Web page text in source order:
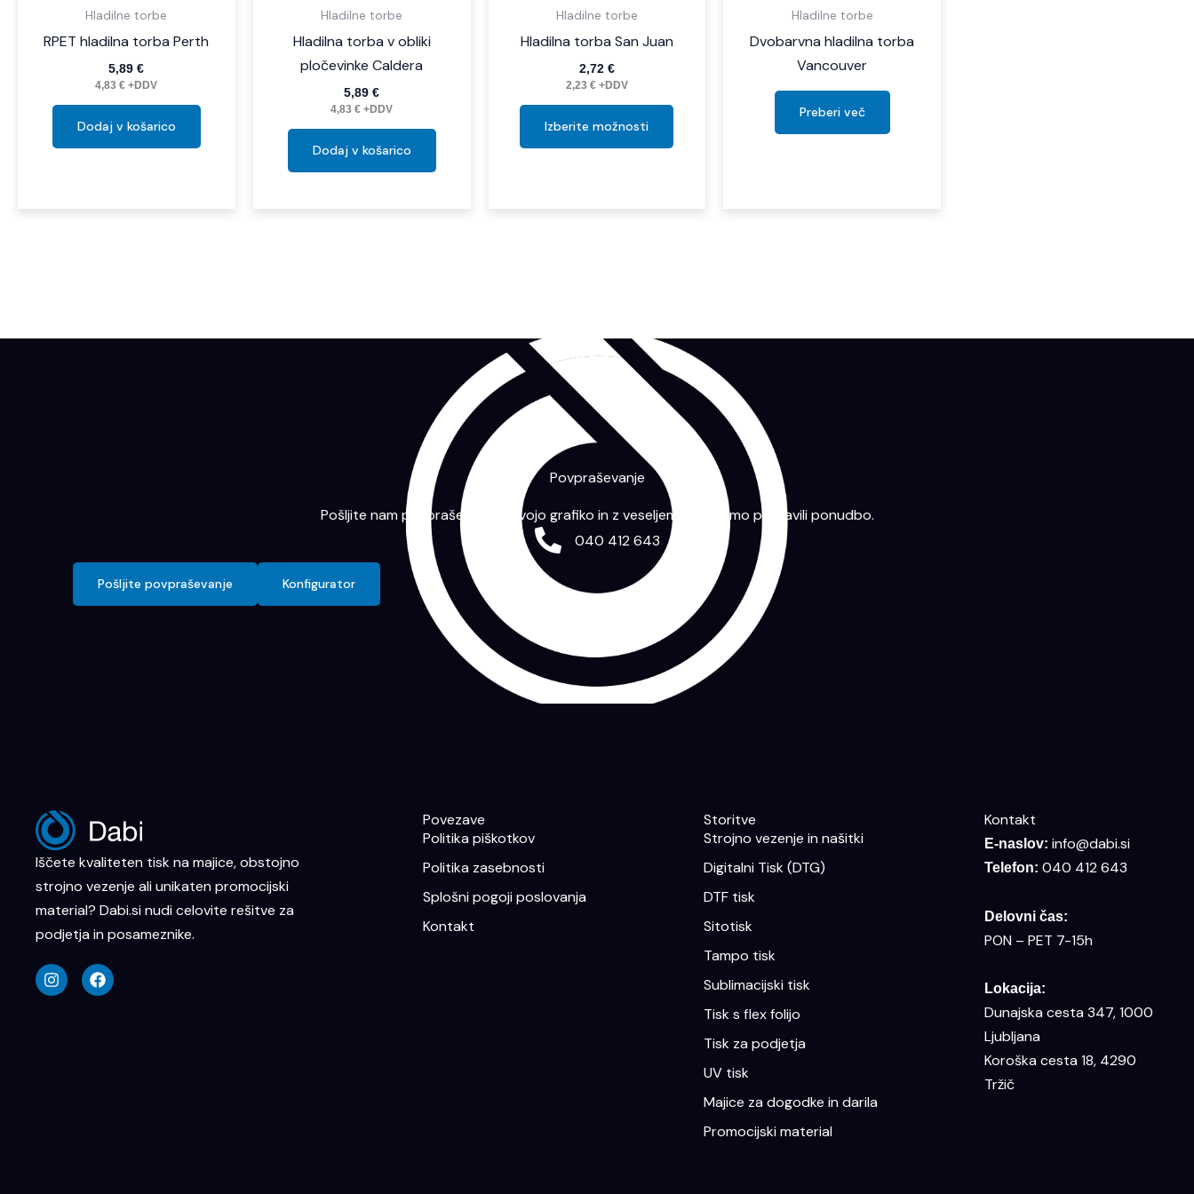
Hladilne torbe
RPET hladilna torba Perth
5,89€
4,83€ +DDV
Dodaj v košarico
Hladilne torbe
Hladilna torba v obliki
pločevinke Caldera
5,89€
4,83€ +DDV
Dodaj v košarico
Hladilne torbe
Hladilna torba San Juan
2,72 €
2,23 €+DDV
Izberite možnosti
Hladilne torbe
Dvobarvna hladilna torba
Vancouver
Preberi več
Povpraševanje
Pošljite nam povpraševanje s svojo grafiko in z veseljem vam bomo pripravili ponudbo.
040 412 643
Pošljite povpraševanje Konfigurator
Iščete kvaliteten tisk na majice, obstojno
strojno vezenje ali unikaten promocijski
material? Dabi.si nudi celovite rešitve za
podjetja in posameznike.
n
s
t
a
c
e
Povezave
Politika piškotkov
Politika zasebnosti
Splošni pogoji poslovanja
Kontakt
Storitve
Strojno vezenje in našitki
Digitalni Tisk (DTG)
DTF tisk
Sitotisk
Tampo tisk
Sublimacijski tisk
Tisk s flex folijo
Tisk za podjetja
UV tisk
Majice za dogodke in darila
Promocijski material
Kontakt
E-naslov: info@dabi.si
Telefon: 040 412 643
Delovni čas:
PON – PET 7-15h
Lokacija:
Dunajska cesta 347, 1000
Ljubljana
Koroška cesta 18, 4290
Tržič